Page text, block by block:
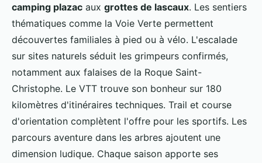
camping plazac aux grottes de lascaux. Les sentiers
thématiques comme la Voie Verte permettent
découvertes familiales à pied ou à vélo. L'escalade
sur sites naturels séduit les grimpeurs confirmés,
notamment aux falaises de la Roque Saint-
Christophe. Le VTT trouve son bonheur sur 180
kilomètres d'itinéraires techniques. Trail et course
d'orientation complètent l'offre pour les sportifs. Les
parcours aventure dans les arbres ajoutent une
dimension ludique. Chaque saison apporte ses